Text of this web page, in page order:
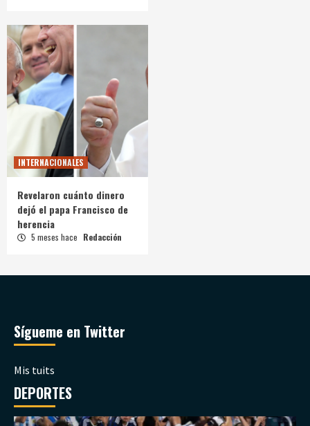
INTERNACIONALES
Revelaron cuánto dinero
dejó el papa Francisco de
herencia
5 meses hace Redacción
Sígueme en Twitter
Mis tuits
DEPORTES